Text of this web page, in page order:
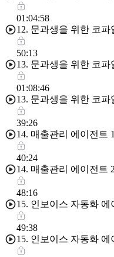
01:04:58
12. 문과생을 위한 코파
50:13
13. 문과생을 위한 코파
01:08:46
13. 문과생을 위한 코파
39:26
14. 매출관리 에이전트
40:24
14. 매출관리 에이전트
48:16
15. 인보이스 자동화 에
49:38
15. 인보이스 자동화 에